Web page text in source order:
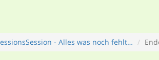
- Alles was noch fehlt…